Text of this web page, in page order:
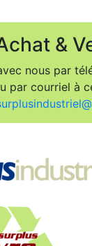
&
nous par
par courriel à